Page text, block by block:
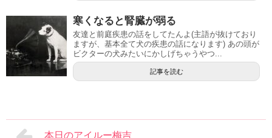
寒くなると腎臓が弱る
友達と前庭疾患の話をしてたんよ(主語が抜けており
ますが、基本全て犬の疾患の話になります) あの頭が
ビクターの犬みたいにかしげちゃうやつ...
記事を読む
本日のアイルー梅吉